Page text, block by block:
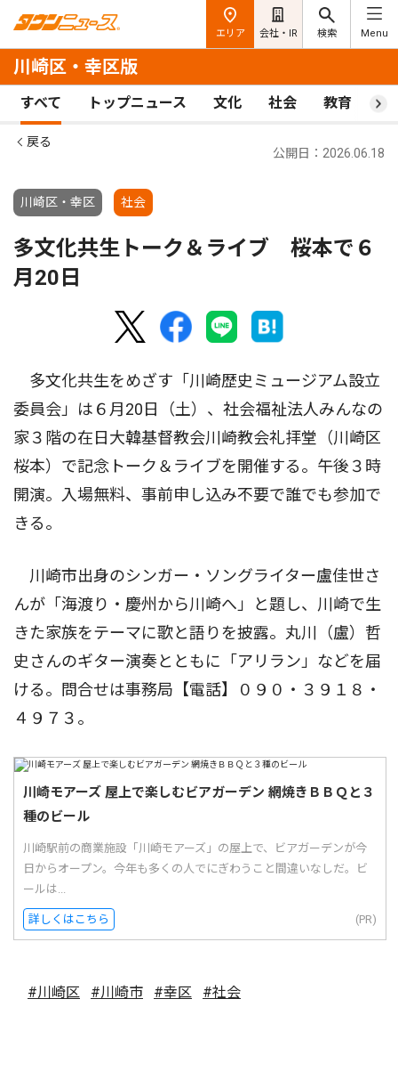
エリア 会社・IR 検索 Menu
川崎区・幸区版
すべて トップニュース 文化 社会 教育 ス
戻る
川崎区・幸区 社会
公開日：2026.06.18
多文化共生トーク＆ライブ 桜本で６
月20日
多文化共生をめざす「川崎歴史ミュージアム設立
委員会」は６月20日（土）、社会福祉法人みんなの
家３階の在日大韓基督教会川崎教会礼拝堂（川崎区
桜本）で記念トーク＆ライブを開催する。午後３時
開演。入場無料、事前申し込み不要で誰でも参加で
きる。
川崎市出身のシンガー・ソングライター盧佳世さ
んが「海渡り・慶州から川崎へ」と題し、川崎で生
きた家族をテーマに歌と語りを披露。丸川（盧）哲
史さんのギター演奏とともに「アリラン」などを届
ける。問合せは事務局【電話】０９０・３９１８・
４９７３。
川崎モアーズ 屋上で楽しむビアガーデン 網焼きＢＢＱと３
種のビール
川崎駅前の商業施設「川崎モアーズ」の屋上で、ビアガーデンが今
日からオープン。今年も多くの人でにぎわうこと間違いなしだ。ビ
ールは...
詳しくはこちら (PR)
#川崎区 #川崎市 #幸区 #社会